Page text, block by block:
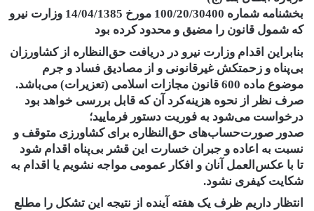
بخشنامه شماره 100/20/30400 مورخ 14/04/1385 وزارت نیرو
که شمول قانون را مضیق و محدود کرده بود
بنابراین اقدام وزارت نیرو در دریافت حق‌النظاره از کشاورزان
بی‌پناه و زحمتکش غیرقانونی و از مصادیق فساد و جرم
موضوع ماده 600 قانون مجازات اسلامی (تعزیرات) می‌باشد.
صرف نظر از نحوه هزینه‌کرد آن که قابل بررسی خواهد بود
درخواست می‌شود به فوریت دستور فرمایید؛
صدور صورت‌حساب‌های حق‌النظاره برای کشاورزی متوقف و
نسبت به اعاده و جبران خسارت این قشر بی‌پناه اقدام شود
تا با عکس‌العمل آنان و افکار عمومی مواجه نشویم یا اقدام به
شکایت کیفری نشود.
انتظار داریم ظرف یک هفته آینده از نتیجه این تشکل را مطلع